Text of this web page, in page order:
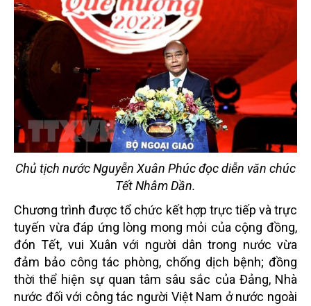
Chủ tịch nước Nguyễn Xuân Phúc đọc diễn văn chúc
Tết Nhâm Dần.
Chương trình được tổ chức kết hợp trực tiếp và trực
tuyến vừa đáp ứng lòng mong mỏi của cộng đồng,
đón Tết, vui Xuân với người dân trong nước vừa
đảm bảo công tác phòng, chống dịch bệnh; đồng
thời thể hiện sự quan tâm sâu sắc của Đảng, Nhà
nước đối với công tác người Việt Nam ở nước ngoài